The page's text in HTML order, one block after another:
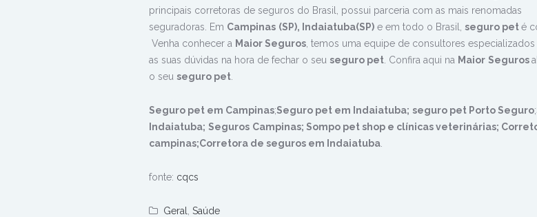
principais corretoras de seguros do Brasil, possui parceria com as mais renomadas
seguradoras. Em Campinas (SP), Indaiatuba(SP) e em todo o Brasil, seguro peté
Venha conhecer a Maior Seguros , temos uma equipe de consultores
as suas dúvidas na hora de fechar o seu seguro pet . Confira aqui na Maior Seguros
o seu seguro pet
Seguro pet em Campinas;Seguro pet em Indaiatuba; seguro pet Porto Seguro;
Indaiatuba; Seguros Campinas; Sompo pet shop e clínicas veterinárias;
campinas;Corretora de seguros em Indaiatuba
fonte: cqcs
Geral
Saúde